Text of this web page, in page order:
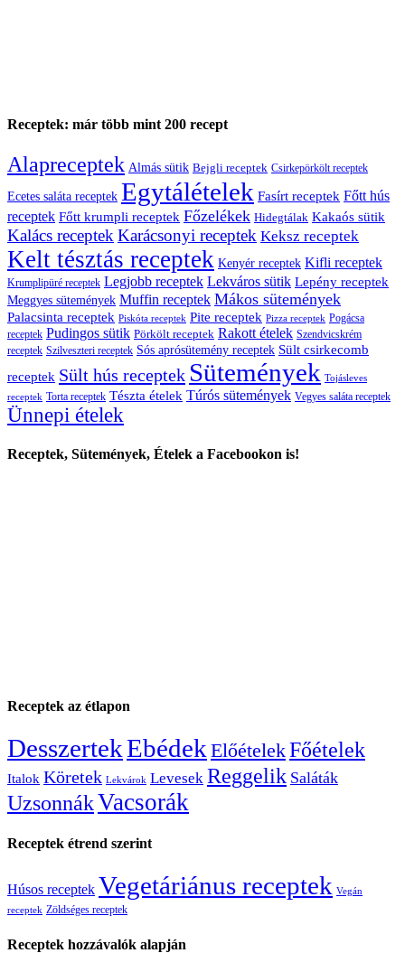
Receptek: már több mint 200 recept
Alapreceptek Almás sütik Bejgli receptek Csirkepörkölt receptek
Ecetes saláta receptek Egytálételek Fasírt receptek Főtt hús
receptek Főtt krumpli receptek Főzelékek Hidegtálak Kakaós sütik
Kalács receptek Karácsonyi receptek Keksz receptek
Kelt tésztás receptek Kenyér receptek Kifli receptek
Krumplipüré receptek Legjobb receptek Lekváros sütik Lepény receptek
Meggyes sütemények Muffin receptek Mákos sütemények
Palacsinta receptek Piskóta receptek Pite receptek Pizza receptek Pogácsa
receptek Pudingos sütik Pörkölt receptek Rakott ételek Szendvicskrém
receptek Szilveszteri receptek Sós aprósütemény receptek Sült csirkecomb
receptek Sült hús receptek Sütemények Tojásleves
receptek Torta receptek Tészta ételek Túrós sütemények Vegyes saláta receptek
Ünnepi ételek
Receptek, Sütemények, Ételek a Facebookon is!
Receptek az étlapon
DesszertekEbédek ElőételekFőételek
Italok Köretek Lekvárok Levesek Reggelik Saláták
UzsonnákVacsorák
Receptek étrend szerint
Húsos receptek Vegetáriánus receptek Vegán
receptek Zöldséges receptek
Receptek hozzávalók alapján